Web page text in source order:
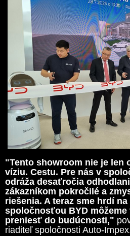
"Tento showroom nie je len
víziu. Cestu. Pre nás v
odráža desaťročia
zákazníkom pokročilé a
riešenia. A teraz sme hrdí
spoločnosťou BYD
preniesť do budúcnosti,"
riaditeľ spoločnosti Auto-